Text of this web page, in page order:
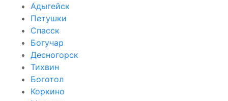
Адыгейск
Петушки
Спасск
Богучар
Десногорск
Тихвин
Боготол
Коркино